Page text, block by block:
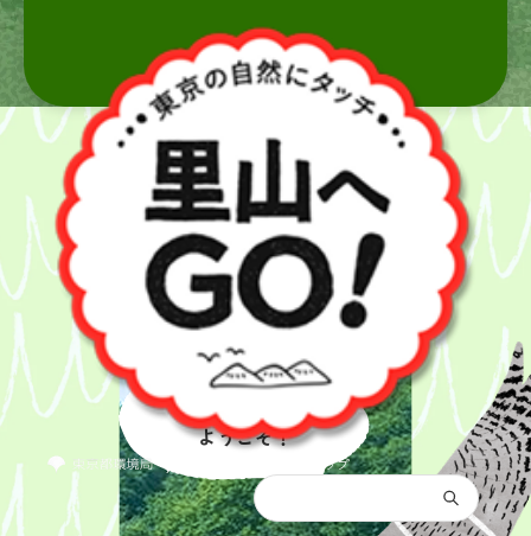
都庁総合トップ
里山へ
ようこそ！